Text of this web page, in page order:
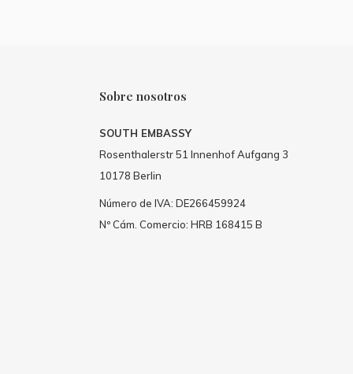
Sobre nosotros
SOUTH EMBASSY
Rosenthalerstr 51 Innenhof Aufgang 3
10178 Berlin
Número de IVA: DE266459924
Nº Cám. Comercio: HRB 168415 B